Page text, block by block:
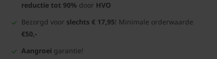
reductie tot 90% door HVO
Bezorgd voor slechts € 17,95! Minimale orderwaarde
€50,-
Aangroei garantie!